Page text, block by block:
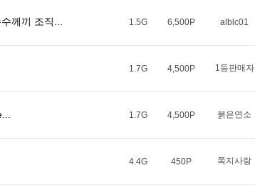
께끼 조직... 1.5G 6,500P alblc01
1.7G 4,500P 1등판매자
1.7G 4,500P 붉은연소
4.4G 450P 쪽지사랑